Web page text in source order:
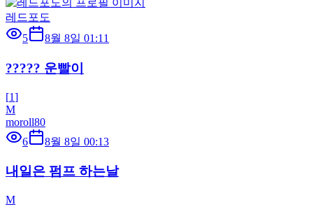
레드포도
5
8월 8일 01:11
????? 운빨이
[1]
M
moroll80
6
8월 8일 00:13
내일은 펌프 하는날
M